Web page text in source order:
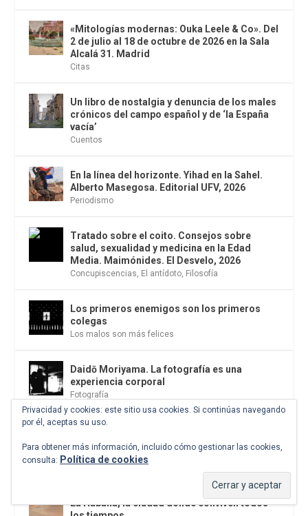
«Mitologías modernas: Ouka Leele & Co». Del
2 de julio al 18 de octubre de 2026 en la Sala
Alcalá 31. Madrid
Citas
Un libro de nostalgia y denuncia de los males
crónicos del campo español y de ‘la España
vacía’
Cuentos
En la línea del horizonte. Yihad en la Sahel.
Alberto Masegosa. Editorial UFV, 2026
Periodismo
Tratado sobre el coito. Consejos sobre
salud, sexualidad y medicina en la Edad
Media. Maimónides. El Desvelo, 2026
Concupiscencias, El antídoto, Filosofía
Los primeros enemigos son los primeros
colegas
Los malos son más felices
Daidō Moriyama. La fotografía es una
experiencia corporal
Fotografía
sobre la cultura del exceso en el club
Matador de Madrid
La Habana, la ciudad donde conviven todos
Privacidad y cookies: este sitio usa cookies. Si continúas navegando
por él, aceptas su uso.
Para obtener más información, incluido cómo gestionar las cookies,
consulta: Política de cookies